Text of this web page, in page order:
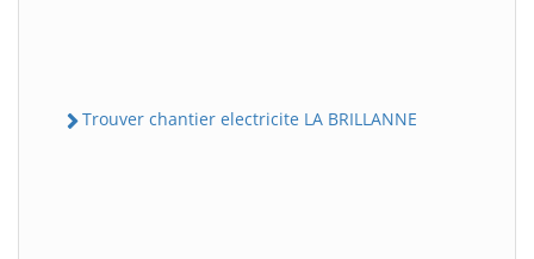
Trouver chantier electricite LA BRILLANNE